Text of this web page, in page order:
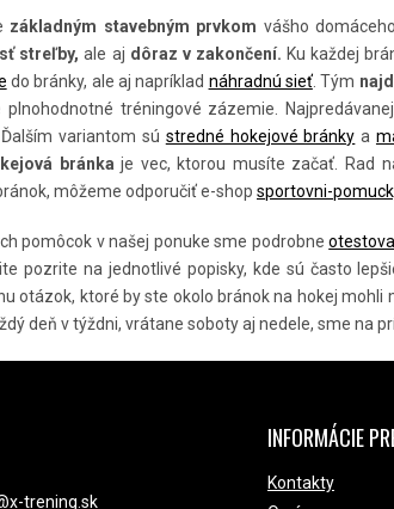
Á
D
A
C
I
E
R
V
K
Y
V
P
O
V
A
N
I
E
základným stavebným prvkom vášho
streľby, ale aj dôraz v zakončení. Ku každej
do bránky, ale aj napríklad náhradnú sieť. Tým
tréningové zázemie.
. Ďalším variantom sú stredné hokejové bránky a
bránka je vec, ktorou musíte začať. Rad
môžeme odporučiť e-shop sportovni-
pomôcok v našej ponuke sme podrobne
pozrite na jednotlivé popisky, kde sú často
otázok, ktoré by ste okolo bránok na hokej mohli
deň v týždni, vrátane soboty aj nedele, sme na
x-trening.sk
INFORMÁCIE
Kontakty